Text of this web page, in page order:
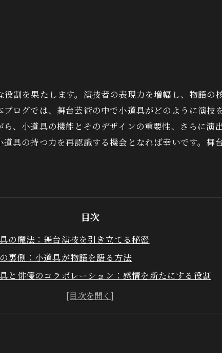
割を果たします。演技者の表現力を増幅し、物語の
ログでは、舞台芸術の中で小道具がどのように演技
、小道具の機能とそのデザインの重要性、さらに演
具の持つ力を再認識する機会となれば幸いです。舞
目次
の魔法：舞台演技を引き立てる秘密
裏側：小道具が物語を語る方法
と俳優のコラボレーション：感情を新たにする役割
の中の小道具：演技の進化を紐解く
のデザイン：演出家が求める完璧な一品とは？